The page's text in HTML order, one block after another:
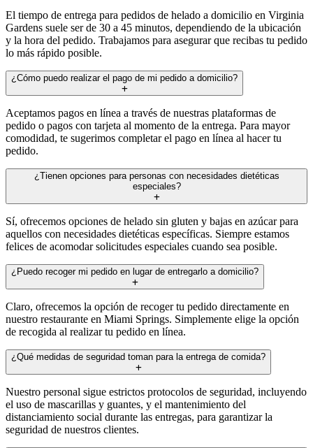
El tiempo de entrega para pedidos de helado a domicilio en Virginia
Gardens suele ser de 30 a 45 minutos, dependiendo de la ubicación
y la hora del pedido. Trabajamos para asegurar que recibas tu pedido
lo más rápido posible.
¿Cómo puedo realizar el pago de mi pedido a domicilio?
Aceptamos pagos en línea a través de nuestras plataformas de
pedido o pagos con tarjeta al momento de la entrega. Para mayor
comodidad, te sugerimos completar el pago en línea al hacer tu
pedido.
¿Tienen opciones para personas con necesidades dietéticas
especiales?
Sí, ofrecemos opciones de helado sin gluten y bajas en azúcar para
aquellos con necesidades dietéticas específicas. Siempre estamos
felices de acomodar solicitudes especiales cuando sea posible.
¿Puedo recoger mi pedido en lugar de entregarlo a domicilio?
Claro, ofrecemos la opción de recoger tu pedido directamente en
nuestro restaurante en Miami Springs. Simplemente elige la opción
de recogida al realizar tu pedido en línea.
¿Qué medidas de seguridad toman para la entrega de comida?
Nuestro personal sigue estrictos protocolos de seguridad, incluyendo
el uso de mascarillas y guantes, y el mantenimiento del
distanciamiento social durante las entregas, para garantizar la
seguridad de nuestros clientes.